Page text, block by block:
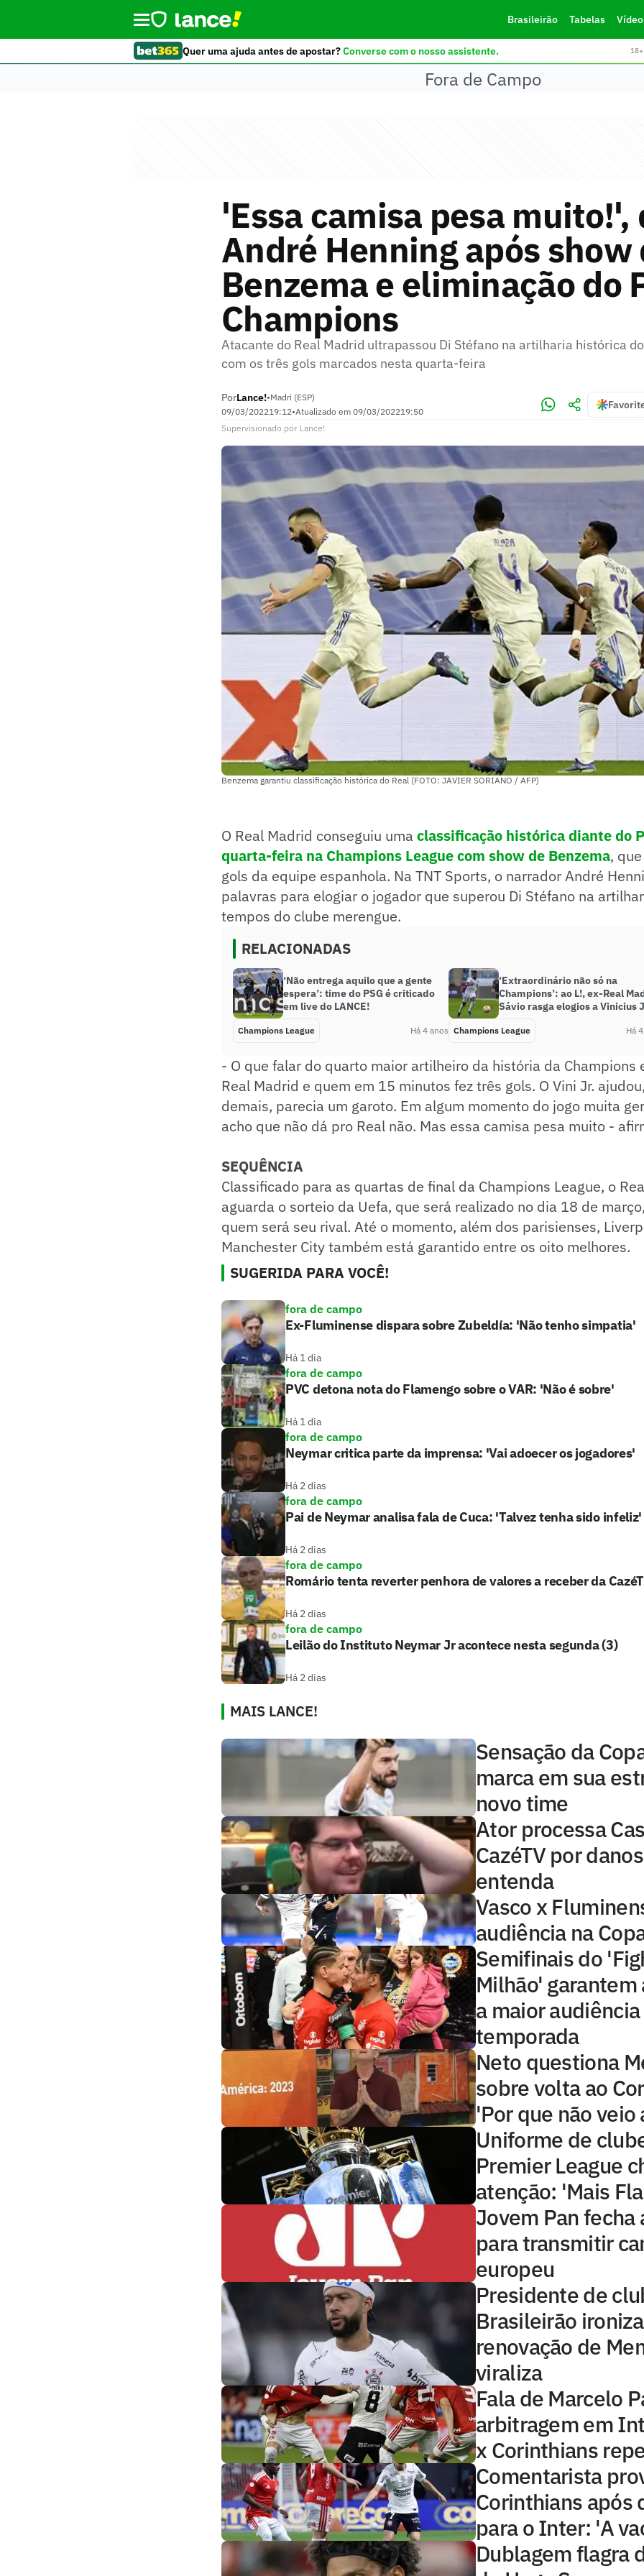
Brasileirão Tabelas
Quer uma ajuda antes de apostar?Converse com o nosso assistente.
Fora de Campo
'Essa camisa pesa muito!',
André Henning após show
Benzema e eliminação do
Champions
Atacante do Real Madrid ultrapassou Di Stéfano na artilharia histórica
com os três gols marcados nesta quarta-feira
PorLance!•Madri (ESP)
09/03/202219:12•Atualizado em 09/03/202219:50
Supervisionado por Lance!
Benzema garantiu classificação histórica do Real (FOTO: JAVIER SORIANO / AFP)
O Real Madrid conseguiu uma classificação histórica diante do
quarta-feira na Champions League com show de Benzema,
gols da equipe espanhola. Na TNT Sports, o narrador André
palavras para elogiar o jogador que superou Di Stéfano na
tempos do clube merengue.
RELACIONADAS
‘Não entrega aquilo que a gente
espera’: time do PSG é criticado
em live do LANCE!
Champions League Há 4 anos
‘Extraordinário não só na
Champions’: ao L!, ex-Real
Sávio rasga elogios a Vinicius
Champions League Há
- O que falar do quarto maior artilheiro da história da Champions
Real Madrid e quem em 15 minutos fez três gols. O Vini Jr.
demais, parecia um garoto. Em algum momento do jogo muita
acho que não dá pro Real não. Mas essa camisa pesa muito -
SEQUÊNCIA
Classificado para as quartas de final da Champions League, o
aguarda o sorteio da Uefa, que será realizado no dia 18 de
quem será seu rival. Até o momento, além dos parisienses,
Manchester City também está garantido entre os oito melhores.
SUGERIDA PARA VOCÊ!
fora de campo
Ex-Fluminense dispara sobre Zubeldía: 'Não tenho simpatia'
Há 1 dia
fora de campo
PVC detona nota do Flamengo sobre o VAR: 'Não é sobre'
Há 1 dia
fora de campo
Neymar critica parte da imprensa: 'Vai adoecer os jogadores'
Há 2 dias
fora de campo
Pai de Neymar analisa fala de Cuca: 'Talvez tenha sido infeliz'
Há 2 dias
fora de campo
Romário tenta reverter penhora de valores a receber da
Há 2 dias
fora de campo
Leilão do Instituto Neymar Jr acontece nesta segunda (3)
Há 2 dias
MAIS LANCE!
Sensação da
marca em sua
novo time
Ator processa
CazéTV por
entenda
Vasco x
audiência na
Semifinais do
Milhão' garantem
a maior
temporada
Neto questiona
sobre volta ao
'Por que não veio
Uniforme de
Premier League
atenção: 'Mais
Jovem Pan fecha
para transmitir
europeu
Presidente de
Brasileirão ironiza
renovação de
viraliza
Fala de Marcelo
arbitragem em
x Corinthians
Comentarista
Corinthians após
para o Inter: 'A
Dublagem flagra